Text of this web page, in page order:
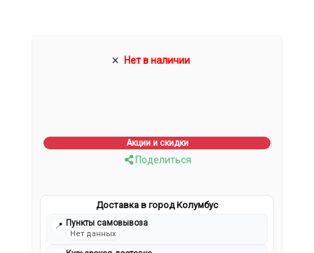
Нет в наличии
Акции и скидки
Поделиться
Доставка в город Колумбус
📍 Пункты самовывоза
Нет данных